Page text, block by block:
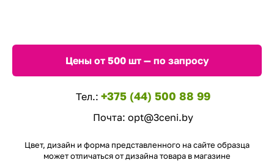
Цены от 500 шт — по запросу
Тел.: +375 (44) 500 88 99
Почта: opt@3ceni.by
Цвет, дизайн и форма представленного на сайте образца
может отличаться от дизайна товара в магазине